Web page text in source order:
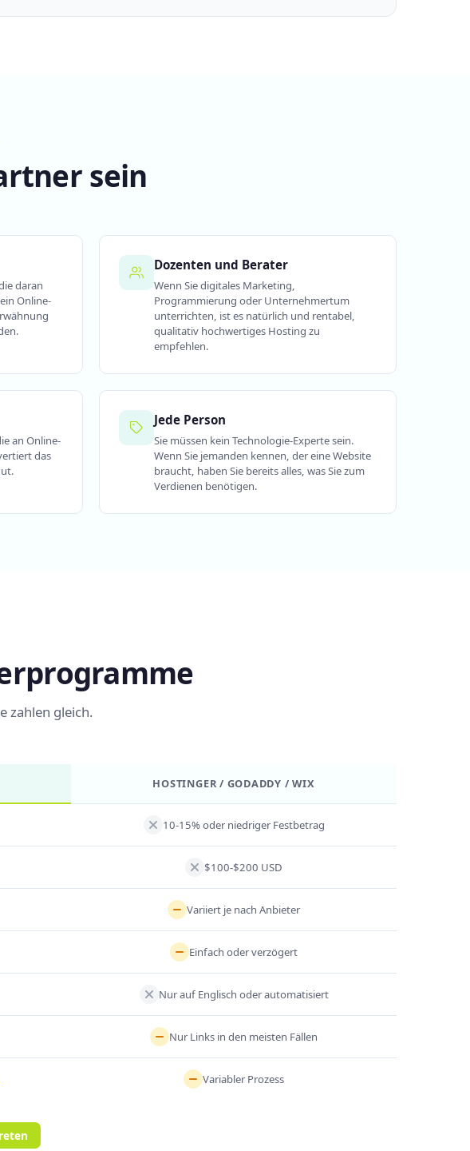
sein
daran
Online-
Dozenten und Berater
Wenn Sie digitales Marketing,
Programmierung oder Unternehmertum
unterrichten, ist es natürlich und rentabel,
qualitativ hochwertiges Hosting zu
empfehlen.
an Online-
das
Jede Person
Sie müssen kein Technologie-Experte sein.
Wenn Sie jemanden kennen, der eine Website
braucht, haben Sie bereits alles, was Sie zum
Verdienen benötigen.
zahlen gleich.
HOSTINGER / GODADDY / WIX
10-15% oder niedriger Festbetrag
$100-$200 USD
Variiert je nach Anbieter
Einfach oder verzögert
Nur auf Englisch oder automatisiert
Nur Links in den meisten Fällen
Variabler Prozess